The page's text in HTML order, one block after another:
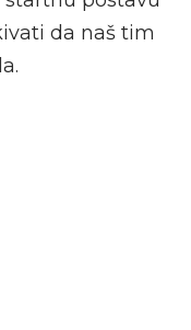
da naš tim